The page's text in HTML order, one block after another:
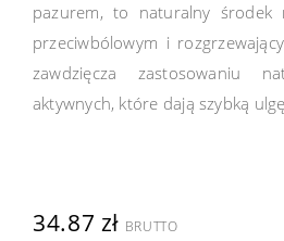
pazurem, to naturalny środek
przeciwbólowym i
zawdzięcza zastosowaniu
aktywnych, które dają szybką
34.87 zł BRUTTO